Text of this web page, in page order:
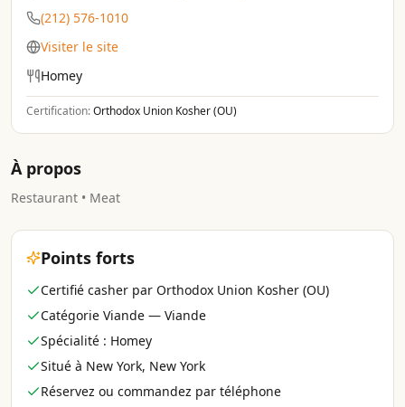
(212) 576-1010
Visiter le site
Homey
Certification:Orthodox Union Kosher (OU)
À propos
Restaurant • Meat
Points forts
Certifié casher par Orthodox Union Kosher (OU)
Catégorie Viande — Viande
Spécialité : Homey
Situé à New York, New York
Réservez ou commandez par téléphone